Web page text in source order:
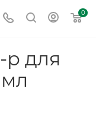
0
для